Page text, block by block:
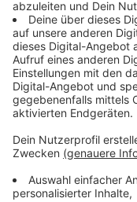
Am Mittwoch sind
geplant und bei
sie gut erkennbar
Jahreszeit steigt
Straßenverkehr
Um für mehr
hat die Kreispolizei
der Euskirchener
und Ampeln